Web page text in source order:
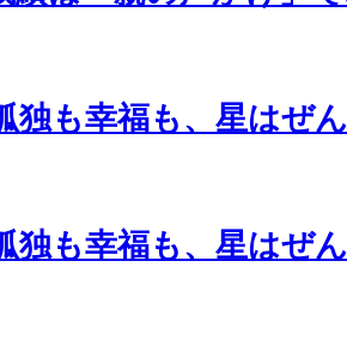
独も幸福も、星はぜ
独も幸福も、星はぜ